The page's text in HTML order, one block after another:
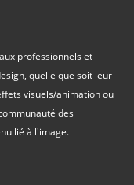
professionnels et
quelle que soit leur
visuels/animation ou
des
lié à l'image.